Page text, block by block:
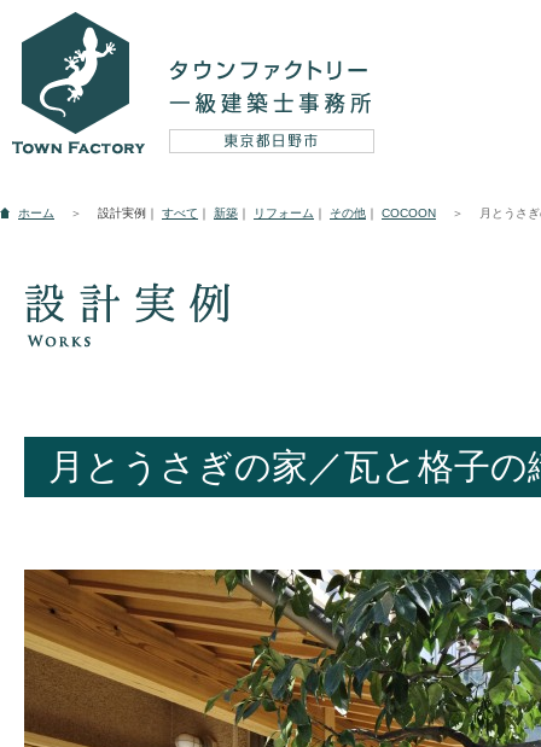
設計実例
新築 リフォーム
コンセプト
提供サービス
新築
リフォーム（改築
ホーム ＞ 設計実例｜ すべて ｜ 新築 ｜ リフォーム ｜ その他 ｜ COCOON ＞ 月とうさ
月とうさぎの家／瓦と格子